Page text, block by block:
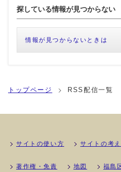
探している情報が見つからない
情報が見つからないときは
トップページ RSS配信一覧
サイトの使い方 サイトの考
著作権・免責 地図 福島